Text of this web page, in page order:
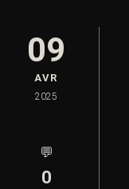
09
AVR
2025
💬
0